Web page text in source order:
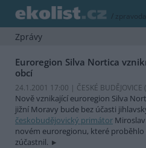
/
Zprávy
Euroregion Silva Nortica
obcí
24.1.2001 17:00 | ČESKÉ BUDĚJOVICE (
Nově vznikající euroregion Silva
jižní Moravy bude bez účasti
českobudějovický primátor
novém euroregionu, které
zúčastnil.